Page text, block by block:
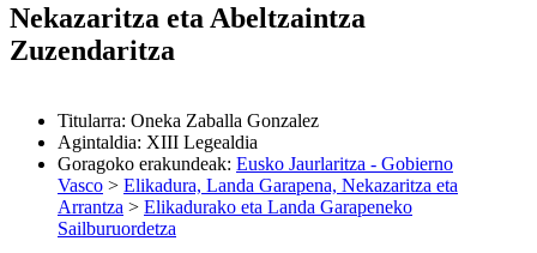
Nekazaritza eta Abeltzaintza
Zuzendaritza
Titularra: Oneka Zaballa Gonzalez
Agintaldia: XIII Legealdia
Goragoko erakundeak: Eusko Jaurlaritza - Gobierno
Vasco > Elikadura, Landa Garapena, Nekazaritza eta
Arrantza > Elikadurako eta Landa Garapeneko
Sailburuordetza